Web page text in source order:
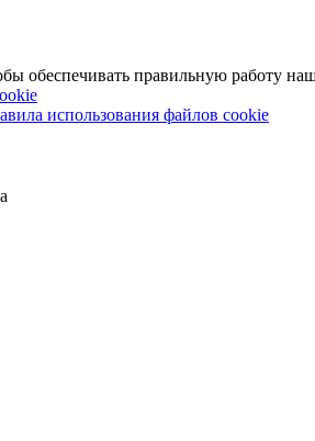
обеспечивать правильную работу
использования файлов cookie